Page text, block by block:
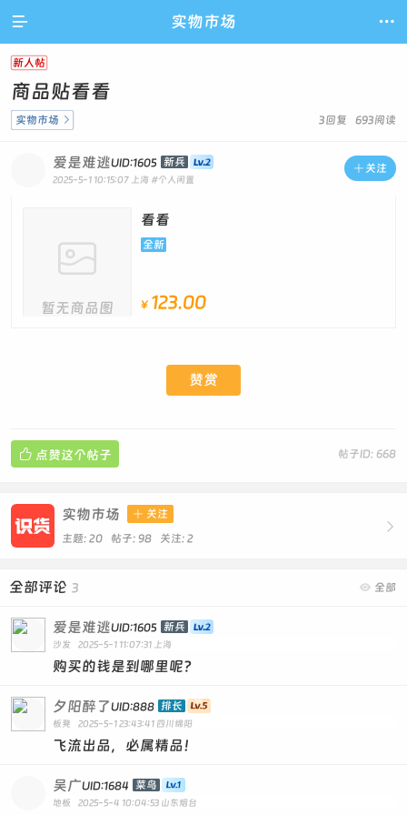
 实物市场 
新人帖
商品贴看看
3回复 693阅读
实物市场 
 关注
爱是难逃UID:1605 新兵
2025-5-1 10:15:07 上海 #个人闲置

暂无商品图
看看
全新
¥ 123.00
赞赏
帖子ID: 668
 点赞这个帖子

实物市场  关注
主题: 20 帖子: 98 关注: 2
 全部
全部评论 3
爱是难逃UID:1605 新兵
沙发 2025-5-1 11:07:31 上海
购买的钱是到哪里呢？
夕阳醉了UID:888 排长
板凳 2025-5-1 23:43:41 四川绵阳
飞流出品，必属精品！
吴广UID:1684 菜鸟
地板 2025-5-4 10:04:53 山东烟台